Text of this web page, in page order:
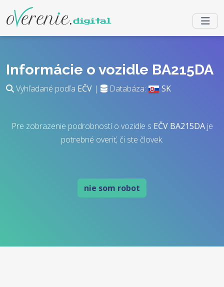
Informácie o vozidle BA215DA
Vyhľadané podľa EČV | Databáza: SK
Pre zobrazenie podrobností o vozidle s EČV BA215DAje
potrebné overiť, či ste človek.
nie som robot